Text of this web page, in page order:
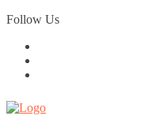
Skip
to
Follow Us